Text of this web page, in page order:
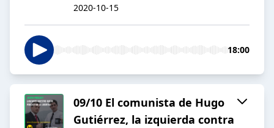
2020-10-15
18:00
09/10 El comunista de Hugo
Gutiérrez, la izquierda contra